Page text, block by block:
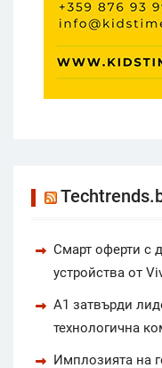
Смарт оферти с
устройства от
А1 затвърди
технологична
Имплозията на